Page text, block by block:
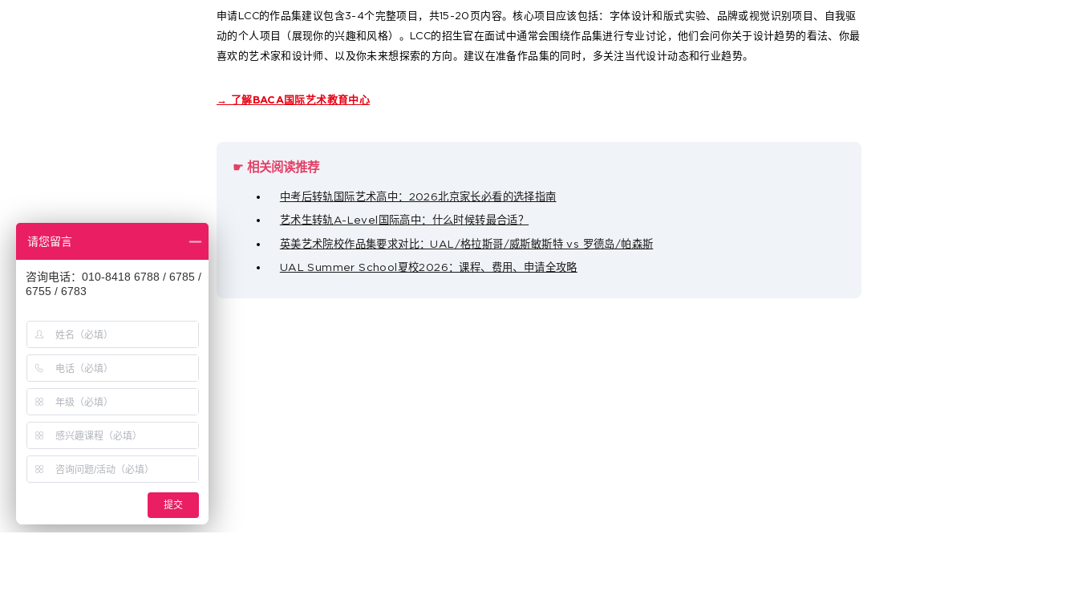
申请LCC的作品集建议包含3-4个完整项目，共15-20页内容。核心项目应该包括：字体设计和版式实验、品牌或视觉识别项目、自我驱
动的个人项目（展现你的兴趣和风格）。LCC的招生官在面试中通常会围绕作品集进行专业讨论，他们会问你关于设计趋势的看法、你最
喜欢的艺术家和设计师、以及你未来想探索的方向。建议在准备作品集的同时，多关注当代设计动态和行业趋势。
→ 了解BACA国际艺术教育中心
☛ 相关阅读推荐
中考后转轨国际艺术高中：2026北京家长必看的选择指南
艺术生转轨A-Level国际高中：什么时候转最合适？
英美艺术院校作品集要求对比：UAL/格拉斯哥/威斯敏斯特 vs 罗德岛/帕森斯
UAL Summer School夏校2026：课程、费用、申请全攻略
请您留言
咨询电话：010-8418 6788 / 6785 /
6755 / 6783
提交